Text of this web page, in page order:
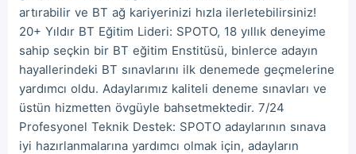
artırabilir ve BT ağ kariyerinizi hızla ilerletebilirsiniz!
20+ Yıldır BT Eğitim Lideri: SPOTO, 18 yıllık deneyime
sahip seçkin bir BT eğitim Enstitüsü, binlerce adayın
hayallerindeki BT sınavlarını ilk denemede geçmelerine
yardımcı oldu. Adaylarımız kaliteli deneme sınavları ve
üstün hizmetten övgüyle bahsetmektedir. 7/24
Profesyonel Teknik Destek: SPOTO adaylarının sınava
iyi hazırlanmalarına yardımcı olmak için, adayların